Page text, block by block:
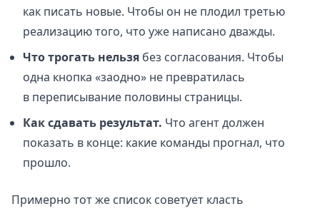
как писать новые. Чтобы он не плодил третью
реализацию того, что уже написано дважды.
Что трогать нельзя без согласования. Чтобы
одна кнопка «заодно» не превратилась
в переписывание половины страницы.
Как сдавать результат. Что агент должен
показать в конце: какие команды прогнал, что
прошло.
Примерно тот же список советует класть